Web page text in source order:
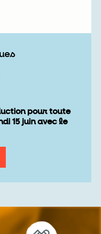
pour toute
15 juin avec le